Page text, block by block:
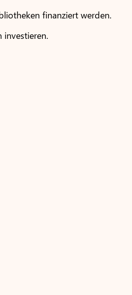
finanziert werden.